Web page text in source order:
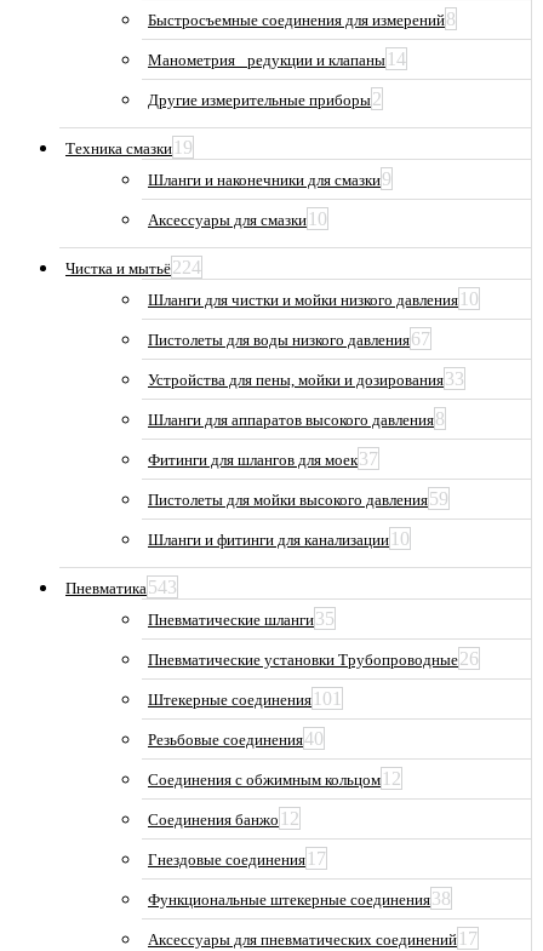
Быстросъемные соединения для измерений8
Манометрия_ редукции и клапаны 14
Другие измерительные приборы2
Техника смазки 19
Шланги и наконечники для смазки9
Аксессуары для смазки 10
Чистка и мытьё224
Шланги для чистки и мойки низкого давления 10
Пистолеты для воды низкого давления67
Устройства для пены, мойки и дозирования33
Шланги для аппаратов высокого давления8
Фитинги для шлангов для моек37
Пистолеты для мойки высокого давления59
Шланги и фитинги для канализации 10
Пневматика543
Пневматические шланги35
Пневматические установки Трубопроводные26
Штекерные соединения 101
Резьбовые соединения40
Соединения с обжимным кольцом 12
Соединения банжо 12
Гнездовые соединения 17
Функциональные штекерные соединения38
Аксессуары для пневматических соединений 17